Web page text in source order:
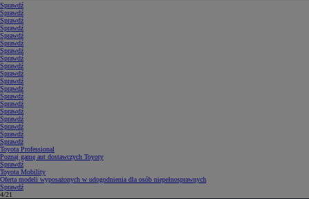
Sprawdź
Sprawdź
Sprawdź
Sprawdź
Sprawdź
Sprawdź
Sprawdź
Sprawdź
Sprawdź
Sprawdź
Sprawdź
Sprawdź
Sprawdź
Sprawdź
Sprawdź
Sprawdź
Sprawdź
Sprawdź
Sprawdź
Toyota Professional
Poznaj gamę aut dostawczych Toyoty
Sprawdź
Toyota Mobility
Oferta modeli wyposażonych w udogodnienia dla osób niepełnosprawnych
Sprawdź
5/21